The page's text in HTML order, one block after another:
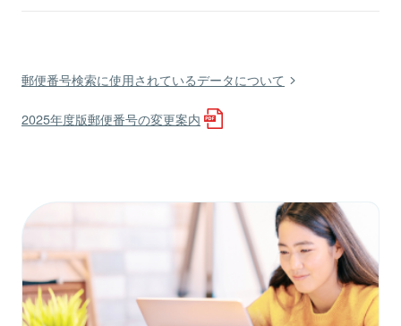
郵便番号検索に使用されているデータについて
2025年度版郵便番号の変更案内